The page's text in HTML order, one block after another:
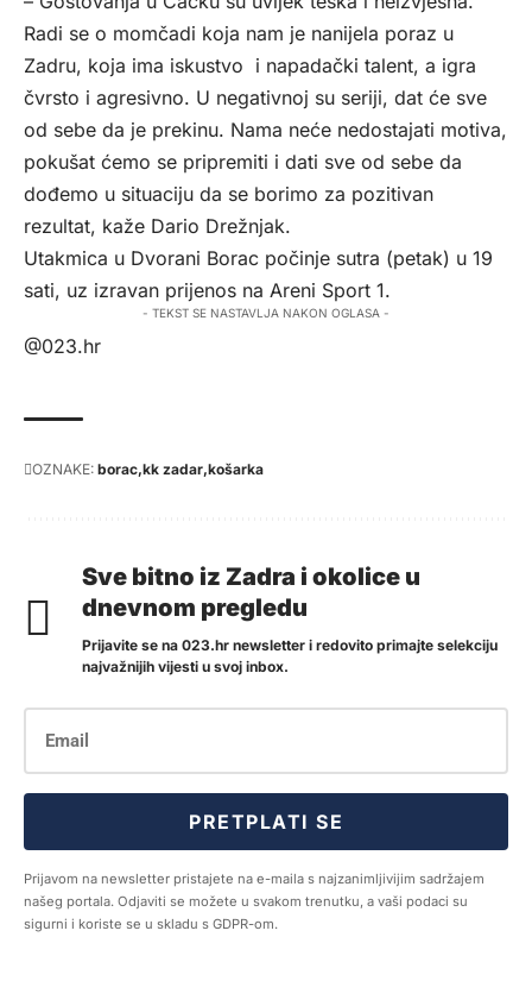
Radi se o momčadi koja nam je nanijela poraz u
Zadru, koja ima iskustvo i napadački talent, a igra
čvrsto i agresivno. U negativnoj su seriji, dat će sve
od sebe da je prekinu. Nama neće nedostajati motiva,
pokušat ćemo se pripremiti i dati sve od sebe da
dođemo u situaciju da se borimo za pozitivan
rezultat, kaže Dario Drežnjak.
Utakmica u Dvorani Borac počinje sutra (petak) u 19
sati, uz izravan prijenos na Areni Sport 1.
- TEKST SE NASTAVLJA NAKON OGLASA -
@023.hr
OZNAKE: borac kk zadar košarka
Sve bitno iz Zadra i okolice u
dnevnom pregledu
Prijavite se na 023.hr newsletter i redovito primajte selekciju
najvažnijih vijesti u svoj inbox.
PRETPLATI SE
Prijavom na newsletter pristajete na e-maila s najzanimljivijim sadržajem
našeg portala. Odjaviti se možete u svakom trenutku, a vaši podaci su
sigurni i koriste se u skladu s GDPR-om.